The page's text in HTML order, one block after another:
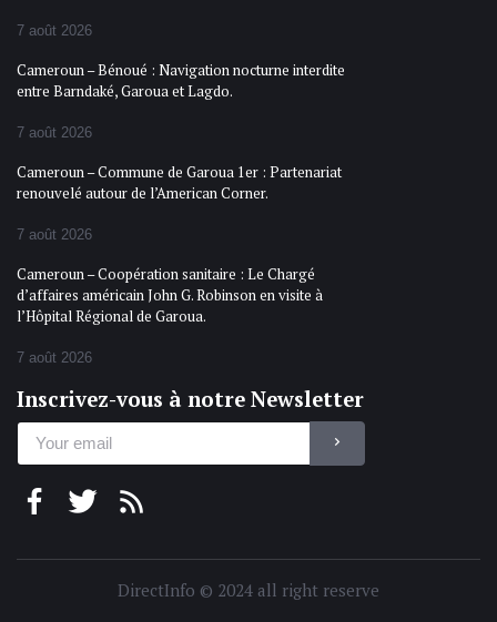
7 août 2026
Cameroun – Bénoué : Navigation nocturne interdite
entre Barndaké, Garoua et Lagdo.
7 août 2026
Cameroun – Commune de Garoua 1er : Partenariat
renouvelé autour de l’American Corner.
7 août 2026
Cameroun – Coopération sanitaire : Le Chargé
d’affaires américain John G. Robinson en visite à
l’Hôpital Régional de Garoua.
7 août 2026
Inscrivez-vous à notre Newsletter
DirectInfo © 2024 all right reserve